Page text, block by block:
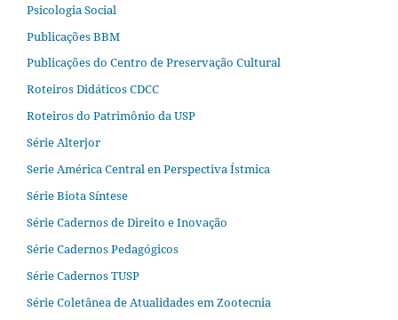
Psicologia Social
Publicações BBM
Publicações do Centro de Preservação Cultural
Roteiros Didáticos CDCC
Roteiros do Patrimônio da USP
Série Alterjor
Serie América Central en Perspectiva Ístmica
Série Biota Síntese
Série Cadernos de Direito e Inovação
Série Cadernos Pedagógicos
Série Cadernos TUSP
Série Coletânea de Atualidades em Zootecnia